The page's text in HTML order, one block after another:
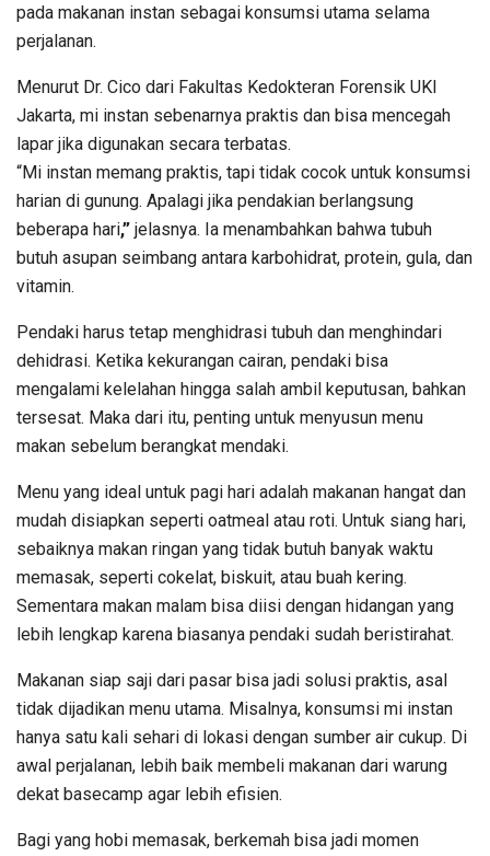
pada makanan instan sebagai konsumsi utama selama
perjalanan.
Menurut Dr. Cico dari Fakultas Kedokteran Forensik UKI
Jakarta, mi instan sebenarnya praktis dan bisa mencegah
lapar jika digunakan secara terbatas.
“Mi instan memang praktis, tapi tidak cocok untuk konsumsi
harian di gunung. Apalagi jika pendakian berlangsung
beberapa hari,” jelasnya. Ia menambahkan bahwa tubuh
butuh asupan seimbang antara karbohidrat, protein, gula, dan
vitamin.
Pendaki harus tetap menghidrasi tubuh dan menghindari
dehidrasi. Ketika kekurangan cairan, pendaki bisa
mengalami kelelahan hingga salah ambil keputusan, bahkan
tersesat. Maka dari itu, penting untuk menyusun menu
makan sebelum berangkat mendaki.
Menu yang ideal untuk pagi hari adalah makanan hangat dan
mudah disiapkan seperti oatmeal atau roti. Untuk siang hari,
sebaiknya makan ringan yang tidak butuh banyak waktu
memasak, seperti cokelat, biskuit, atau buah kering.
Sementara makan malam bisa diisi dengan hidangan yang
lebih lengkap karena biasanya pendaki sudah beristirahat.
Makanan siap saji dari pasar bisa jadi solusi praktis, asal
tidak dijadikan menu utama. Misalnya, konsumsi mi instan
hanya satu kali sehari di lokasi dengan sumber air cukup. Di
awal perjalanan, lebih baik membeli makanan dari warung
dekat basecamp agar lebih efisien.
Bagi yang hobi memasak, berkemah bisa jadi momen